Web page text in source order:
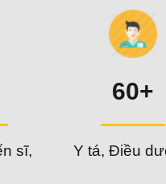
sĩ,
60+
Y tá, Điều